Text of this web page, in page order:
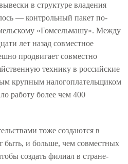
в структуре владения
— контрольный пакет по-
«Гомсельмашу». Между
лет назад совместное
продвигает совместно
технику в российские
крупным налогоплательщиком
работу более чем 400
тоже создаются в
и больше, чем совместных
создать филиал в стране-